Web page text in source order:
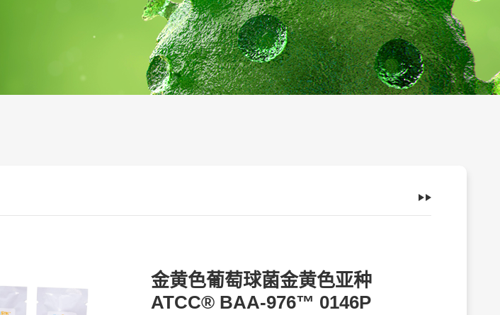
金黄色葡萄球菌金黄色亚种
ATCC® BAA-976™ 0146P